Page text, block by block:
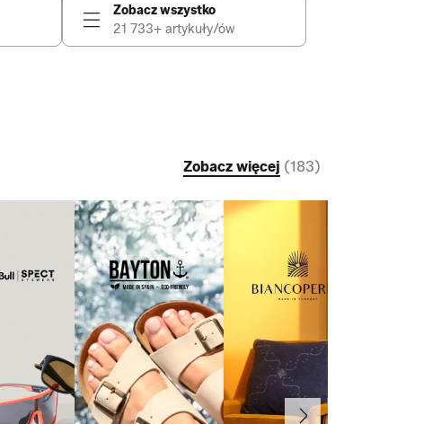
Zobacz wszystko
21 733+ artykuły/ów
Zobacz więcej (183)
Dalej